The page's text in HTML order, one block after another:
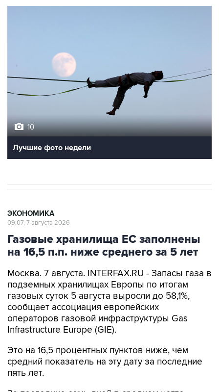
10
Лучшие фото недели
ЭКОНОМИКА
09:07, 7 августа 2026
Газовые хранилища ЕС заполнены
на 16,5 п.п. ниже среднего за 5 лет
Москва. 7 августа. INTERFAX.RU - Запасы газа в
подземных хранилищах Европы по итогам
газовых суток 5 августа выросли до 58,1%,
сообщает ассоциация европейских
операторов газовой инфраструктуры Gas
Infrastructure Europe (GIE).
Это на 16,5 процентных пунктов ниже, чем
средний показатель на эту дату за последние
пять лет.